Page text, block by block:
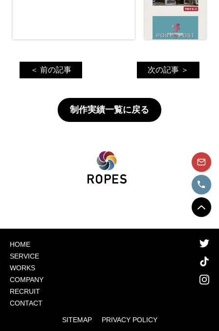
＜ 前の記事 次の記事 ＞
制作実績一覧に戻る
HOME
SERVICE
WORKS
COMPANY
RECRUIT
CONTACT
SITEMAP PRIVACY POLICY